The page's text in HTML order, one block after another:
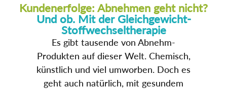
Kundenerfolge: Abnehmen geht nicht?
Und ob. Mit der Gleichgewicht-
Stoffwechseltherapie
Es gibt tausende von Abnehm-
Produkten auf dieser Welt. Chemisch,
künstlich und viel umworben. Doch es
geht auch natürlich, mit gesundem